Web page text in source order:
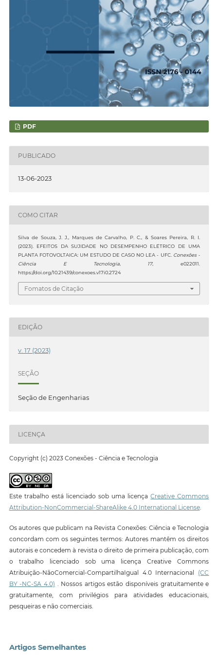
PDF
PUBLICADO
13-06-2023
COMO CITAR
Silva de Souza, J. J., Marques de Carvalho, P. C., & Soares Pereira, R. I.
(2023). EFEITOS DA SUJIDADE NO DESEMPENHO ELÉTRICO DE UMA
PLANTA FOTOVOLTAICA: UM ESTUDO DE CASO NO LEA - UFC. Conexões -
Ciência E Tecnologia, 17, e022011.
https://doi.org/10.21439/conexoes.v17i0.2724
Fomatos de Citação
EDIÇÃO
v. 17 (2023)
SEÇÃO
Seção de Engenharias
LICENÇA
Copyright (c) 2023 Conexões - Ciência e Tecnologia
Este trabalho está licenciado sob uma licençaCreative Commons
Attribution-NonCommercial-ShareAlike 4.0 International License.
Os autores que publicam na Revista Conexões: Ciência e Tecnologia
concordam com os seguintes termos: Autores mantêm os direitos
autorais e concedem à revista o direito de primeira publicação, com
o trabalho licenciado sob uma licença Creative Commons
Atribuição-NãoComercial-CompartilhaIgual 4.0 Internacional (CC
BY -NC-SA 4.0) . Nossos artigos estão disponíveis gratuitamente e
gratuitamente, com privilégios para atividades educacionais,
pesqueiras e não comerciais.
Artigos Semelhantes